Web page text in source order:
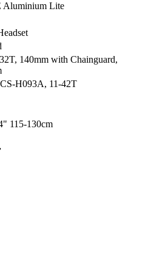
Aluminium Lite
140mm with Chainguard,
H093A, 11-42T
115-130cm